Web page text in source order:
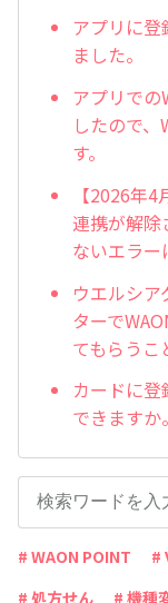
アプリに
ました。
アプリで
したので
す。
【2026年
連携が解
ないエラー
ウエルシ
ターで
てもらうこ
カードに
できますか。
# WAON POINT #
# 処方せん
# 機種